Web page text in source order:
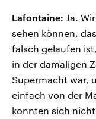
Lafontaine: Ja.
sehen können,
falsch gelaufen
in der damaligen
Supermacht war,
einfach von der
konnten sich